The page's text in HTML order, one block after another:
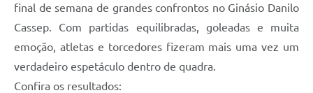
final de semana de grandes confrontos no Ginásio Danilo
Cassep. Com partidas equilibradas, goleadas e muita
emoção, atletas e torcedores fizeram mais uma vez um
verdadeiro espetáculo dentro de quadra.
Confira os resultados: